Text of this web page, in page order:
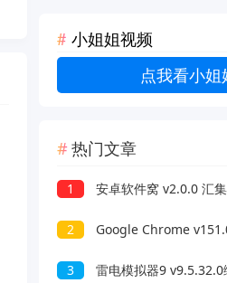
小姐姐视频
点我看小姐
热门文章
1 安卓软件窝 v2.0.0 汇
2 Google Chrome
3 雷电模拟器9 v9.5.32.0